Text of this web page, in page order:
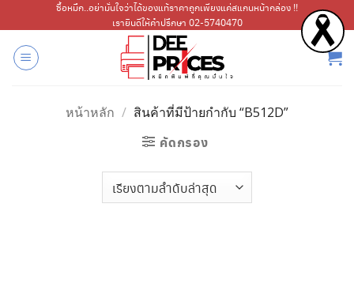
ไป
เนื้อหา
ซื้อหมึก..อย่ามั่นใจว่าได้ของแท้ราคาถูกเพียงแค่สแกนหน้ากล่อง !!
เรายินดีให้คำปรึกษา 02-5740470
หน้าหลัก / สินค้าที่มีป้ายกำกับ “B512D”
คัดกรอง